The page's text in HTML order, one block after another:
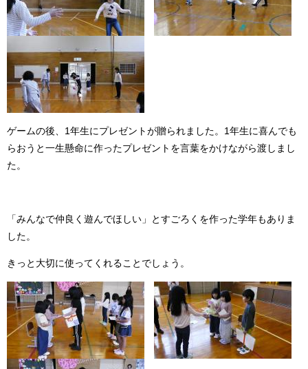
ゲームの後、1年生にプレゼントが贈られました。1年生に喜んでも
らおうと一生懸命に作ったプレゼントを言葉をかけながら渡しまし
た。
「みんなで仲良く遊んでほしい」とすごろくを作った学年もありま
した。
きっと大切に使ってくれることでしょう。